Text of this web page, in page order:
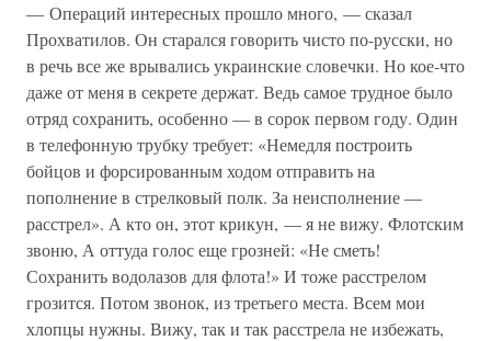
— Операций интересных прошло много, — сказал
Прохватилов. Он старался говорить чисто по-русски, но
в речь все же врывались украинские словечки. Но кое-что
даже от меня в секрете держат. Ведь самое трудное было
отряд сохранить, особенно — в сорок первом году. Один
в телефонную трубку требует: «Немедля построить
бойцов и форсированным ходом отправить на
пополнение в стрелковый полк. За неисполнение —
расстрел». А кто он, этот крикун, — я не вижу. Флотским
звоню, А оттуда голос еще грозней: «Не сметь!
Сохранить водолазов для флота!» И тоже расстрелом
грозится. Потом звонок, из третьего места. Всем мои
хлопцы нужны. Вижу, так и так расстрела не избежать,